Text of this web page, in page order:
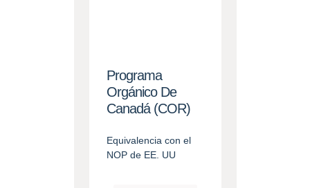
Programa
Orgánico De
Canadá (COR)
Equivalencia con el
NOP de EE. UU